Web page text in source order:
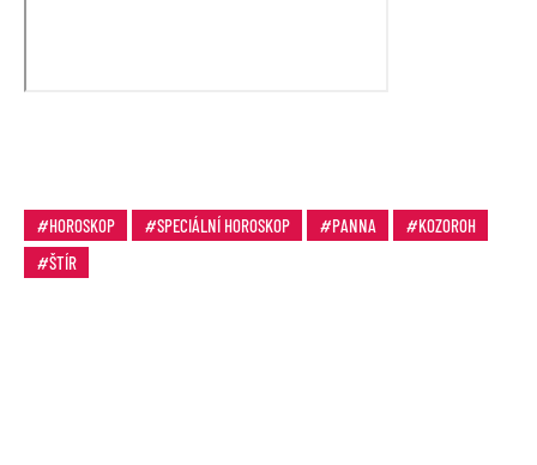
HOROSKOP SPECIÁLNÍ HOROSKOP PANNA
KOZOROH
ŠTÍR